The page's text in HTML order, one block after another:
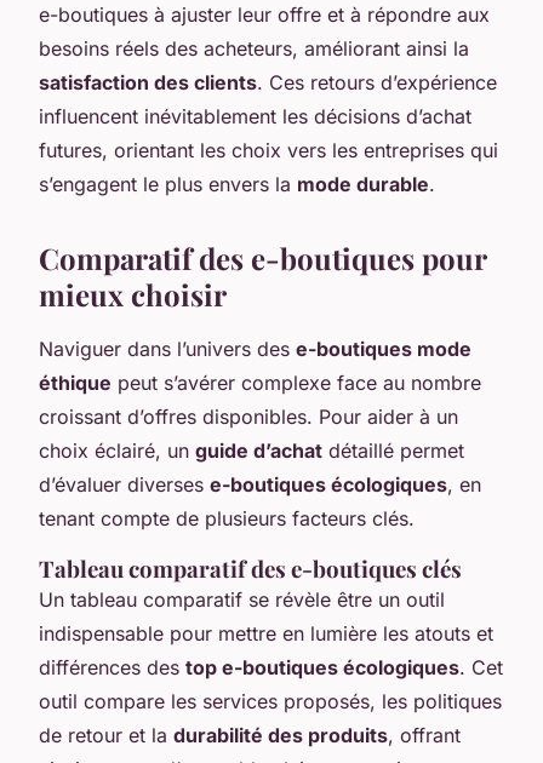
e-boutiques à ajuster leur offre et à répondre aux
besoins réels des acheteurs, améliorant ainsi la
satisfaction des clients. Ces retours d’expérience
influencent inévitablement les décisions d’achat
futures, orientant les choix vers les entreprises qui
s’engagent le plus envers la mode durable.
Comparatif des e-boutiques pour
mieux choisir
Naviguer dans l’univers des e-boutiques mode
éthique peut s’avérer complexe face au nombre
croissant d’offres disponibles. Pour aider à un
choix éclairé, un guide d’achat détaillé permet
d’évaluer diverses e-boutiques écologiques, en
tenant compte de plusieurs facteurs clés.
Tableau comparatif des e-boutiques clés
Un tableau comparatif se révèle être un outil
indispensable pour mettre en lumière les atouts et
différences des top e-boutiques écologiques. Cet
outil compare les services proposés, les politiques
de retour et la durabilité des produits, offrant